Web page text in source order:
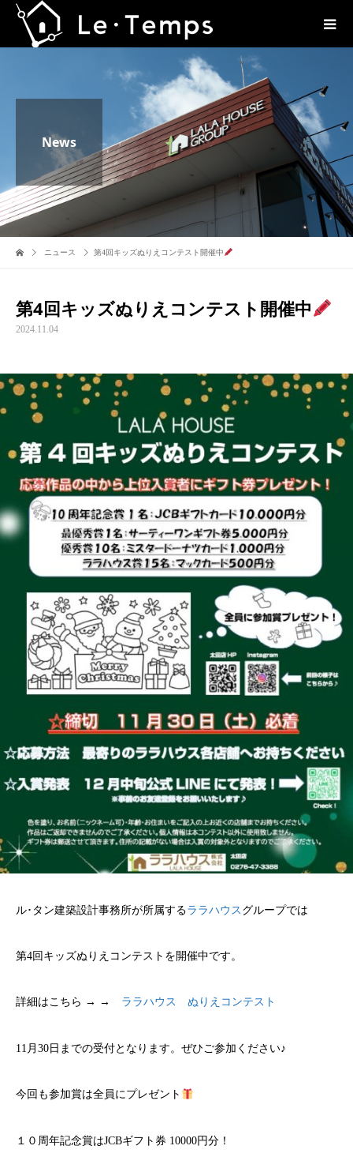
News
ニュース 第4回キッズぬりえコンテスト開催中
第4回キッズぬりえコンテスト開催中
2024.11.04
ル･タン建築設計事務所が所属するララハウス グループでは
第4回キッズぬりえコンテストを開催中です。
詳細はこちら → → ララハウス ぬりえコンテスト
11月30日までの受付となります。ぜひご参加ください♪
今回も参加賞は全員にプレゼント
１０周年記念賞はJCBギフト券 10000円分！